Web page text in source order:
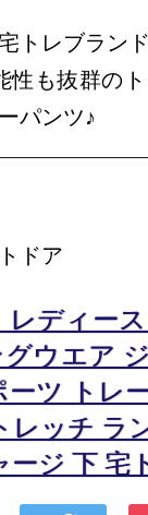
トレブラン
性も抜群の
パンツ♪
ドア
ディー
ウエア
ツ トレ
レッチ ラ
ジ 下 宅